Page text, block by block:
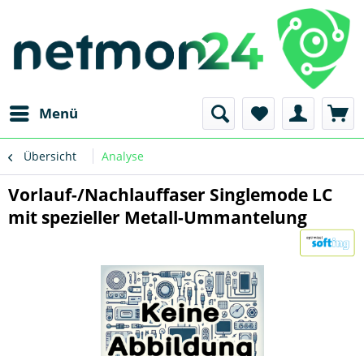
Menü
Übersicht Analyse
Vorlauf-/Nachlauffaser Singlemode LC
mit spezieller Metall-Ummantelung